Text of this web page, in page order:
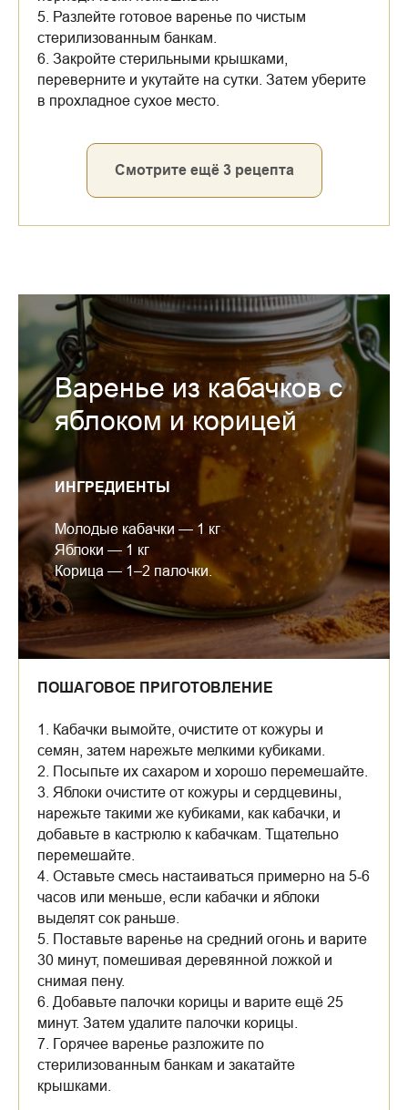
5. Разлейте готовое варенье по чистым
стерилизованным банкам.
6. Закройте стерильными крышками,
переверните и укутайте на сутки. Затем уберите
в прохладное сухое место.
Смотрите ещё 3 рецепта
Варенье из кабачков с
яблоком и корицей
ИНГРЕДИЕНТЫ
Молодые кабачки — 1 кг
Яблоки — 1 кг
Корица — 1–2 палочки.
ПОШАГОВОЕ ПРИГОТОВЛЕНИЕ
1. Кабачки вымойте, очистите от кожуры и
семян, затем нарежьте мелкими кубиками.
2. Посыпьте их сахаром и хорошо перемешайте.
3. Яблоки очистите от кожуры и сердцевины,
нарежьте такими же кубиками, как кабачки, и
добавьте в кастрюлю к кабачкам. Тщательно
перемешайте.
4. Оставьте смесь настаиваться примерно на 5-6
часов или меньше, если кабачки и яблоки
выделят сок раньше.
5. Поставьте варенье на средний огонь и варите
30 минут, помешивая деревянной ложкой и
снимая пену.
6. Добавьте палочки корицы и варите ещё 25
минут. Затем удалите палочки корицы.
7. Горячее варенье разложите по
стерилизованным банкам и закатайте
крышками.